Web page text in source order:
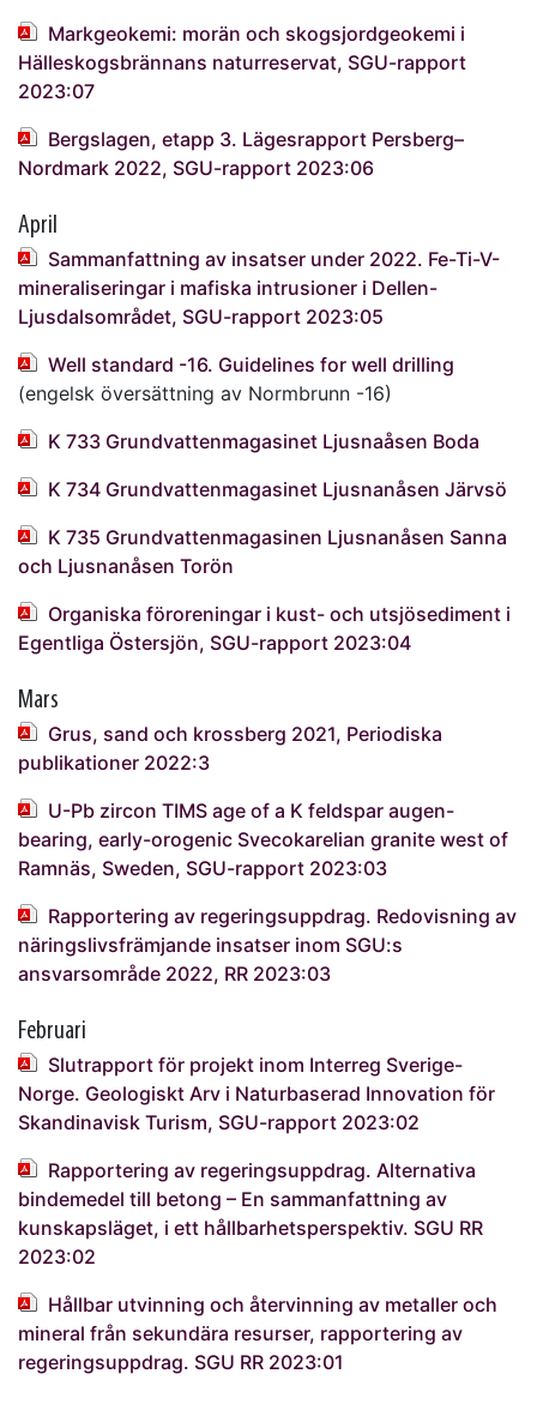
Markgeokemi: morän och skogsjordgeokemi i
Hälleskogsbrännans naturreservat, SGU-rapport
2023:07
Bergslagen, etapp 3. Lägesrapport Persberg–
Nordmark 2022, SGU-rapport 2023:06
April
Sammanfattning av insatser under 2022. Fe-Ti-V-
mineraliseringar i mafiska intrusioner i Dellen-
Ljusdalsområdet, SGU-rapport 2023:05
Well standard -16. Guidelines for well drilling
(engelsk översättning av Normbrunn -16)
K 733 Grundvattenmagasinet Ljusnaåsen Boda
K 734 Grundvattenmagasinet Ljusnanåsen Järvsö
K 735 Grundvattenmagasinen Ljusnanåsen Sanna
och Ljusnanåsen Torön
Organiska föroreningar i kust- och utsjösediment i
Egentliga Östersjön, SGU-rapport 2023:04
Mars
Grus, sand och krossberg 2021, Periodiska
publikationer 2022:3
U-Pb zircon TIMS age of a K feldspar augen-
bearing, early-orogenic Svecokarelian granite west of
Ramnäs, Sweden, SGU-rapport 2023:03
Rapportering av regeringsuppdrag. Redovisning av
näringslivsfrämjande insatser inom SGU:s
ansvarsområde 2022, RR 2023:03
Februari
Slutrapport för projekt inom Interreg Sverige-
Norge. Geologiskt Arv i Naturbaserad Innovation för
Skandinavisk Turism, SGU-rapport 2023:02
Rapportering av regeringsuppdrag. Alternativa
bindemedel till betong – En sammanfattning av
kunskapsläget, i ett hållbarhetsperspektiv. SGU RR
2023:02
Hållbar utvinning och återvinning av metaller och
mineral från sekundära resurser, rapportering av
regeringsuppdrag. SGU RR 2023:01